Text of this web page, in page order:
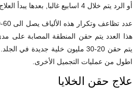
أو الرد يتم خلال 4 اسابيع غالبا, بعدها يبدأ العلاج.
يتم حقن 20-30 مليون خلية جديدة في
اطول من عمليات التجميل الأخرى.
علاج حقن الخلايا